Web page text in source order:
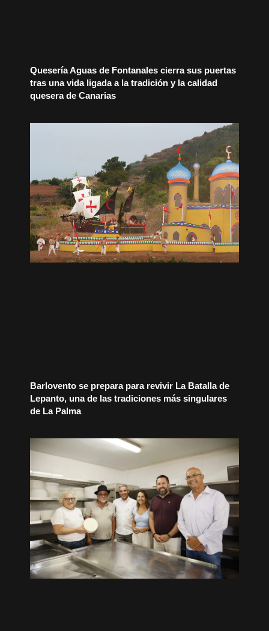
Quesería Aguas de Fontanales cierra sus puertas
tras una vida ligada a la tradición y la calidad
quesera de Canarias
Barlovento se prepara para revivir La Batalla de
Lepanto, una de las tradiciones más singulares
de La Palma